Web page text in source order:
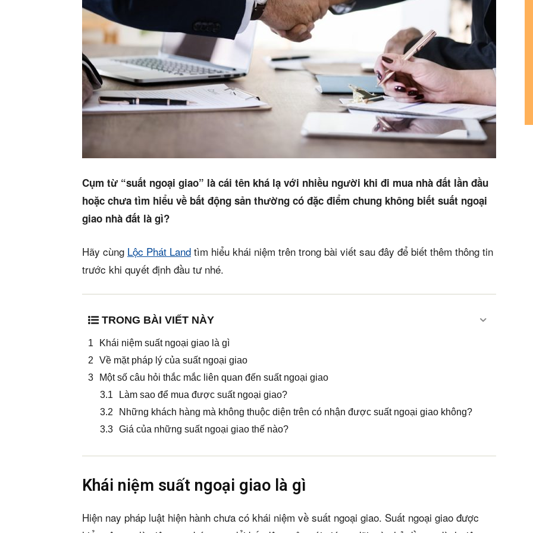
Cụm từ “suất ngoại giao” là cái tên khá lạ với nhiều người khi đi mua nhà đất lần đầu
hoặc chưa tìm hiểu về bất động sản thường có đặc điểm chung không biết suất ngoại
giao nhà đất là gì?
Hãy cùng Lộc Phát Land tìm hiểu khái niệm trên trong bài viết sau đây để biết thêm thông tin
trước khi quyết định đầu tư nhé.
TRONG BÀI VIẾT NÀY
Khái niệm suất ngoại giao là gì
Về mặt pháp lý của suất ngoại giao
Một số câu hỏi thắc mắc liên quan đến suất ngoại giao
Làm sao để mua được suất ngoại giao?
Những khách hàng mà không thuộc diện trên có nhận được suất ngoại giao không?
Giá của những suất ngoại giao thế nào?
Khái niệm suất ngoại giao là gì
Hiện nay pháp luật hiện hành chưa có khái niệm về suất ngoại giao. Suất ngoại giao được